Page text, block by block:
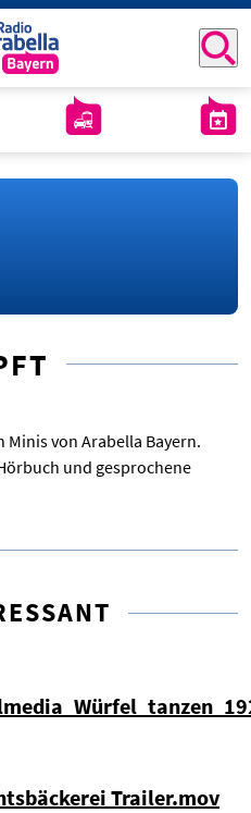
Minis von Arabella Bayern.
und gesprochene
Trailer.mov